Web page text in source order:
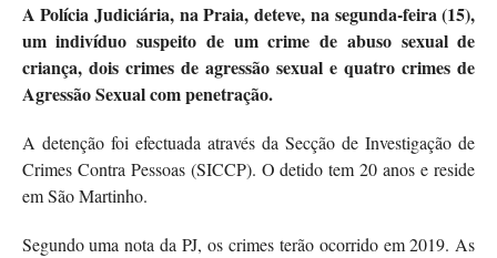
A Polícia Judiciária, na Praia, deteve, na segunda-feira (15),
um indivíduo suspeito de um crime de abuso sexual de
criança, dois crimes de agressão sexual e quatro crimes de
Agressão Sexual com penetração.
A detenção foi efectuada através da Secção de Investigação de
Crimes Contra Pessoas (SICCP). O detido tem 20 anos e reside
em São Martinho.
Segundo uma nota da PJ, os crimes terão ocorrido em 2019. As